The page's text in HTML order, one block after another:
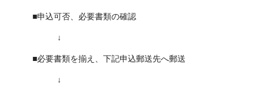
■申込可否、必要書類の確認
↓
■必要書類を揃え、下記申込郵送先へ郵送
↓